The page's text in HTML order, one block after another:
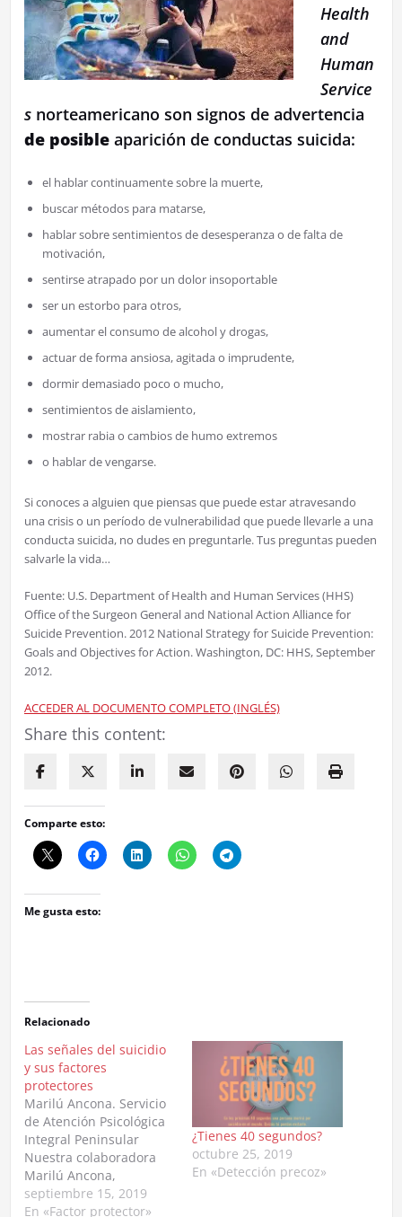
Health
and
Human
Service
s norteamericano son signos de advertencia
de posibleaparición de conductas suicida:
el hablar continuamente sobre la muerte,
buscar métodos para matarse,
hablar sobre sentimientos de desesperanza o de falta de
motivación,
sentirse atrapado por un dolor insoportable
ser un estorbo para otros,
aumentar el consumo de alcohol y drogas,
actuar de forma ansiosa, agitada o imprudente,
dormir demasiado poco o mucho,
sentimientos de aislamiento,
mostrar rabia o cambios de humo extremos
o hablar de vengarse.
Si conoces a alguien que piensas que puede estar atravesando
una crisis o un período de vulnerabilidad que puede llevarle a una
conducta suicida, no dudes en preguntarle. Tus preguntas pueden
salvarle la vida…
Fuente: U.S. Department of Health and Human Services (HHS)
Office of the Surgeon General and National Action Alliance for
Suicide Prevention. 2012 National Strategy for Suicide Prevention:
Goals and Objectives for Action. Washington, DC: HHS, September
2012.
ACCEDER AL DOCUMENTO COMPLETO (INGLÉS)
Share this content:
Comparte esto:
Me gusta esto:
Relacionado
Las señales del suicidio
y sus factores
protectores
Marilú Ancona. Servicio
de Atención Psicológica
Integral Peninsular
Nuestra colaboradora
Marilú Ancona,
psicóloga del Servicio de
Atención Psicológica
septiembre 15, 2019
En «Factor protector»
¿Tienes 40 segundos?
octubre 25, 2019
En «Detección precoz»